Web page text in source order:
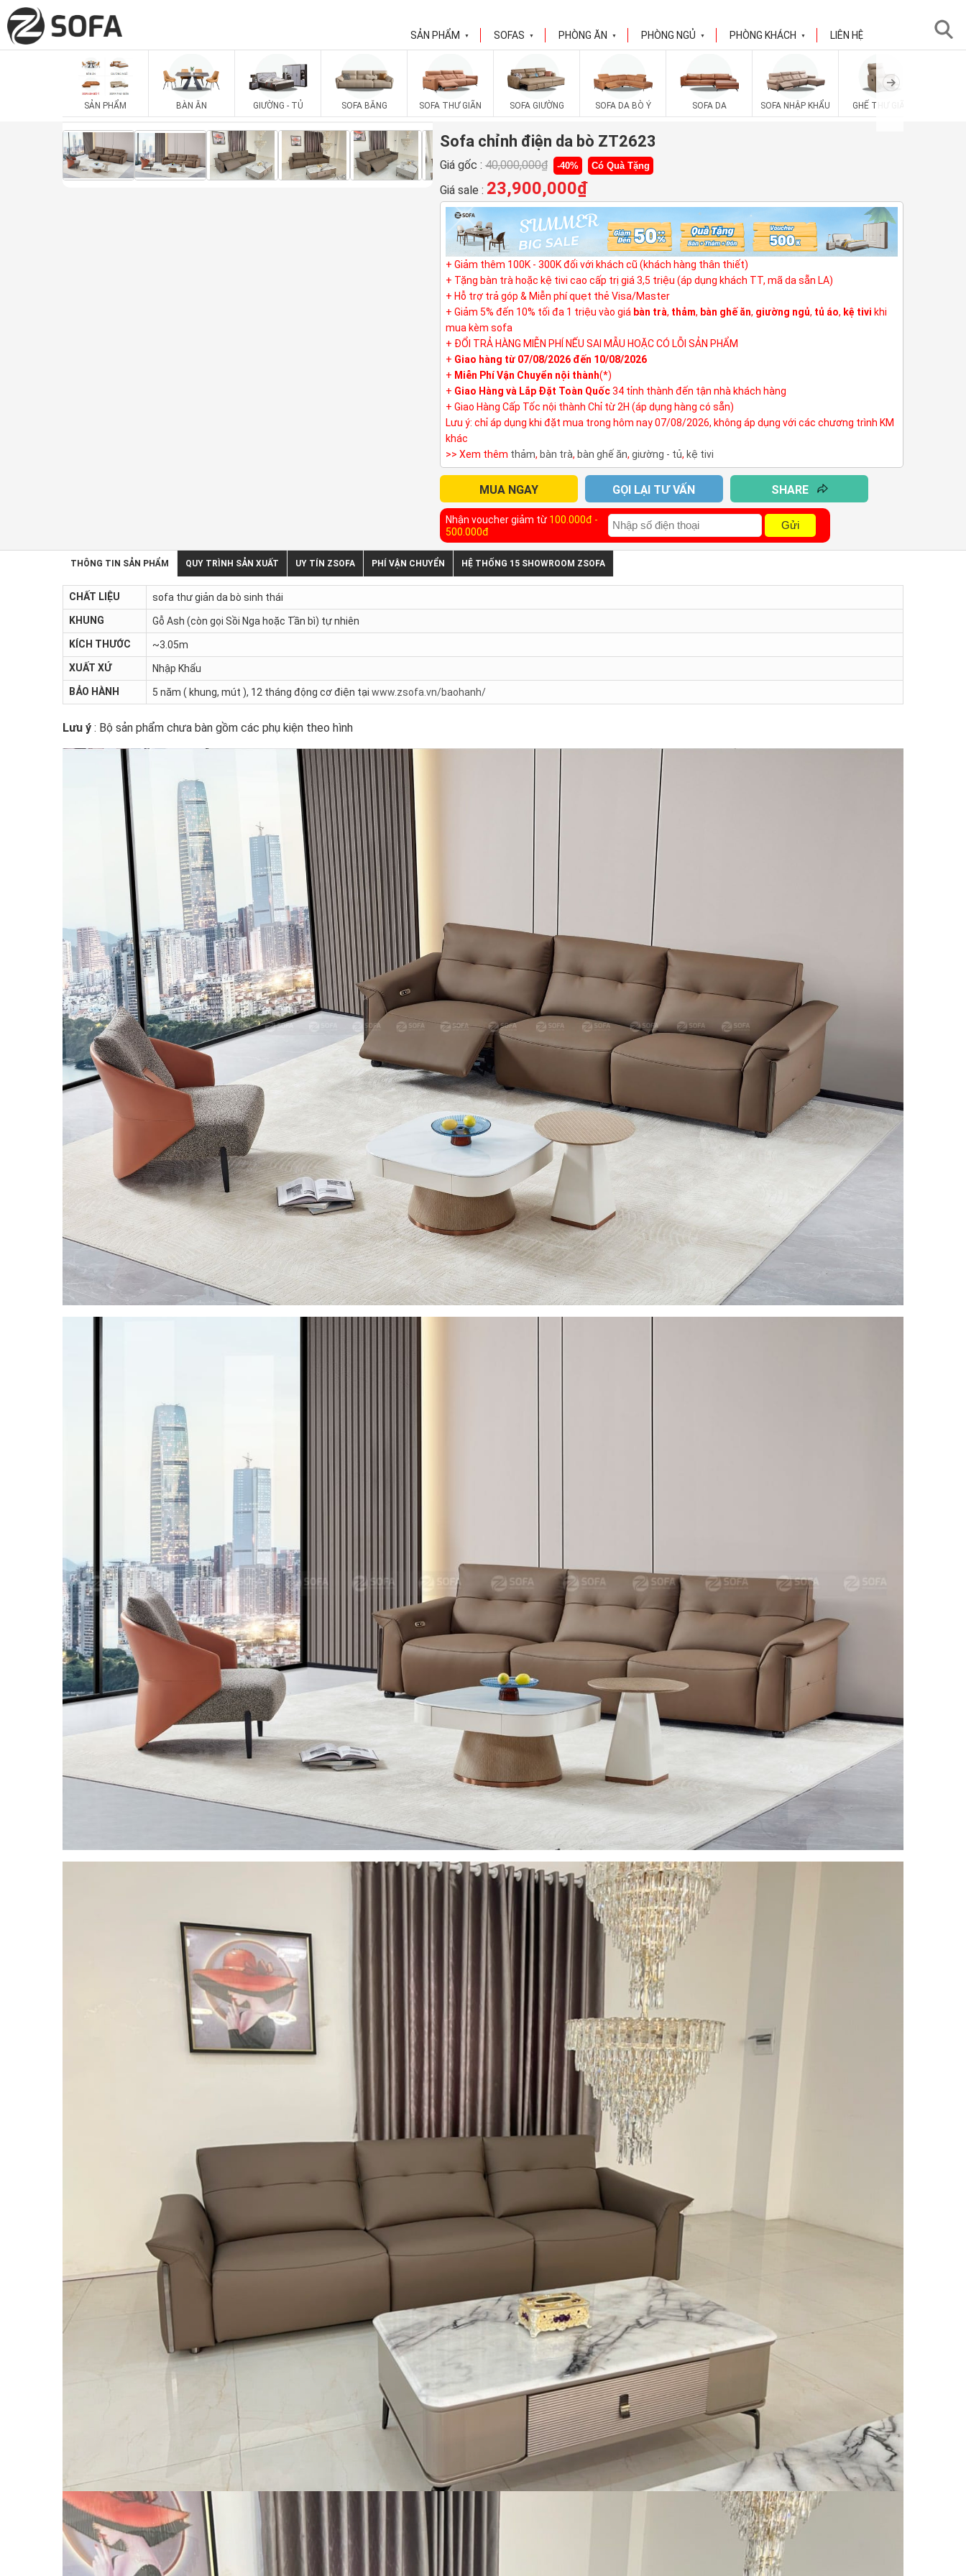
SẢN PHẨM ▼ SOFAS ▼ PHÒNG ĂN ▼ PHÒNG NGỦ ▼ PHÒNG KHÁCH ▼ LIÊN HỆ
SẢN PHẨM BÀN ĂN GIƯỜNG - TỦ SOFA BĂNG SOFA THƯ GIÃN SOFA GIƯỜNG SOFA DA BÒ Ý SOFA DA SOFA NHẬP KHẨU GHẾ THƯ GIÃN
Sofa chỉnh điện da bò ZT2623
Giá gốc : 40,000,000₫ -40% Có Quà Tặng
Giá sale : 23,900,000₫
+ Giảm thêm 100K - 300K đối với khách cũ (khách hàng thân thiết)
+ Tặng bàn trà hoặc kệ tivi cao cấp trị giá 3,5 triệu (áp dụng khách TT, mã da sẵn LA)
+ Hỗ trợ trả góp & Miễn phí quẹt thẻ Visa/Master
+ Giảm 5% đến 10% tối đa 1 triệu vào giá bàn trà, thảm, bàn ghế ăn, giường ngủ, tủ áo, kệ tivi khi
mua kèm sofa
+ ĐỔI TRẢ HÀNG MIỄN PHÍ NẾU SAI MẪU HOẶC CÓ LỖI SẢN PHẨM
+ Giao hàng từ 07/08/2026 đến 10/08/2026
+ Miễn Phí Vận Chuyển nội thành(*)
+ Giao Hàng và Lắp Đặt Toàn Quốc34 tỉnh thành đến tận nhà khách hàng
+ Giao Hàng Cấp Tốc nội thành Chỉ từ 2H (áp dụng hàng có sẵn)
Lưu ý: chỉ áp dụng khi đặt mua trong hôm nay 07/08/2026, không áp dụng với các chương trình KM
khác
>> Xem thêm thảm, bàn trà, bàn ghế ăn, giường - tủ, kệ tivi
MUA NGAY GỌI LẠI TƯ VẤN SHARE
Nhận voucher giảm từ 100.000đ -
500.000đ
Gửi
THÔNG TIN SẢN PHẨM QUY TRÌNH SẢN XUẤT UY TÍN ZSOFA PHÍ VẬN CHUYỂN HỆ THỐNG 15 SHOWROOM ZSOFA
CHẤT LIỆU
sofa thư giản da bò sinh thái
KHUNG
Gỗ Ash (còn gọi Sồi Nga hoặc Tần bì) tự nhiên
KÍCH THƯỚC
~3.05m
XUẤT XỨ
Nhập Khẩu
BẢO HÀNH
5 năm ( khung, mút ), 12 tháng động cơ điện tại www.zsofa.vn/baohanh/
Lưu ý : Bộ sản phẩm chưa bàn gồm các phụ kiện theo hình